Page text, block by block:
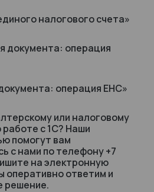
налогового счета»
операция ЕНС»
или налоговому
работе с 1С? Наши
помогут вам
с нами по телефону +7
на электронную
оперативно ответим и
решение.